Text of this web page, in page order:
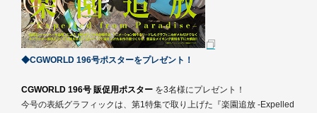
◆CGWORLD 196号ポスターをプレゼント！
CGWORLD 196号 販促用ポスター を3名様にプレゼント！
今号の表紙グラフィックは、第1特集で取り上げた『楽園追放 -Expelled